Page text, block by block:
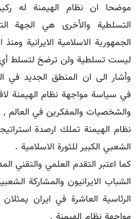
موضحا ان نظام الهيمنة له
التسلطية والأخرى هي الجهة
الجمهورية الاسلامية الايرانية
ليست تسلطية ولن ترضخ لتسلط
وأشار الى ان المنطق الجديد في
في سياسة مواجهة نظام الهيمنة
والشخصيات والمفكرين في العالم
نظام الهيمنة تملك ارصدة
الشعبي الكبير للثورة الاسلامية .
كما اعتبر التقدم العلمي والتقني
الشباب الايرانيون والمشاركة
الرئاسية العاشرة في ايران